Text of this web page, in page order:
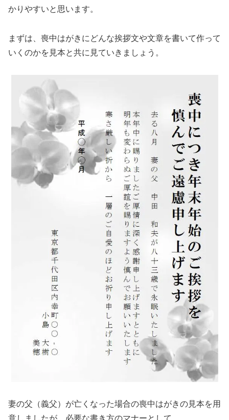
かりやすいと思います。
まずは、喪中はがきにどんな挨拶文や文章を書いて作って
いくのかを見本と共に見ていきましょう。
妻の父（義父）が亡くなった場合の喪中はがきの見本を用
意しましたが、必要な書き方のマナーとして、